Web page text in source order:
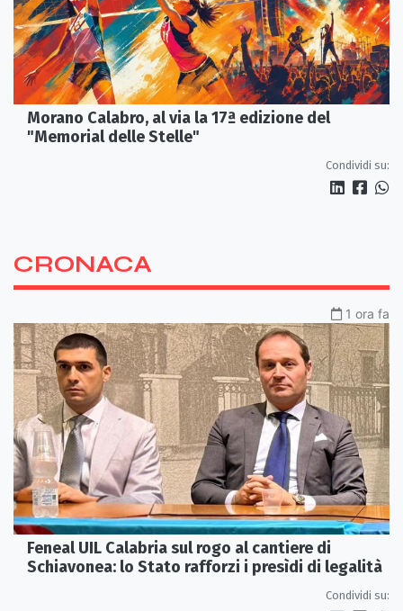
Morano Calabro, al via la 17ª edizione del
"Memorial delle Stelle"
Condividi su:
CRONACA
1 ora fa
Feneal UIL Calabria sul rogo al cantiere di
Schiavonea: lo Stato rafforzi i presìdi di legalità
Condividi su: